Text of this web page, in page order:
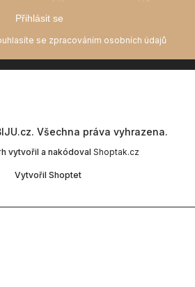
Přihlásit se
Vytvořil Shoptet
. Všechna práva vyhrazena.
vytvořil a nakódoval Shoptak.cz